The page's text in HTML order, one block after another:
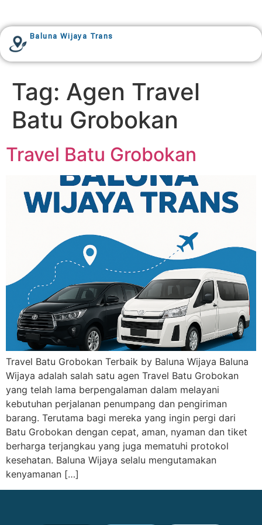
Baluna Wijaya Trans
Tag: Agen Travel
Batu Grobokan
Travel Batu Grobokan
Travel Batu Grobokan Terbaik by Baluna Wijaya Baluna
Wijaya adalah salah satu agen Travel Batu Grobokan
yang telah lama berpengalaman dalam melayani
kebutuhan perjalanan penumpang dan pengiriman
barang. Terutama bagi mereka yang ingin pergi dari
Batu Grobokan dengan cepat, aman, nyaman dan tiket
berharga terjangkau yang juga mematuhi protokol
kesehatan. Baluna Wijaya selalu mengutamakan
kenyamanan […]